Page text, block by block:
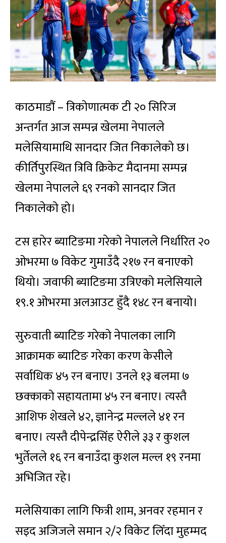
काठमाडौं – त्रिकोणात्मक टी २० सिरिज
अन्तर्गत आज सम्पन्न खेलमा नेपालले
मलेसियामाथि सानदार जित निकालेको छ।
कीर्तिपुरस्थित त्रिवि क्रिकेट मैदानमा सम्पन्न
खेलमा नेपालले ६९ रनको सानदार जित
निकालेको हो।
टस हारेर ब्याटिङमा गरेको नेपालले निर्धारित २०
ओभरमा ७ विकेट गुमाउँदै २१७ रन बनाएको
थियो। जवाफी ब्याटिङमा उत्रिएको मलेसियाले
१९.१ ओभरमा अलआउट हुँदै १४८ रन बनायो।
सुरुवाती ब्याटिङ गरेको नेपालका लागि
आक्रामक ब्याटिङ गरेका करण केसीले
सर्वाधिक ४५ रन बनाए। उनले १३ बलमा ७
छक्काको सहायतामा ४५ रन बनाए। त्यस्तै
आशिफ शेखले ४२, ज्ञानेन्द्र मल्लले ४१ रन
बनाए। त्यस्तै दीपेन्द्रसिंह ऐरीले ३३ र कुशल
भुर्तेलले १६ रन बनाउँदा कुशल मल्ल १९ रनमा
अभिजित रहे।
मलेसियाका लागि फित्री शाम, अनवर रहमान र
सइद अजिजले समान २/२ विकेट लिँदा मुहम्मद